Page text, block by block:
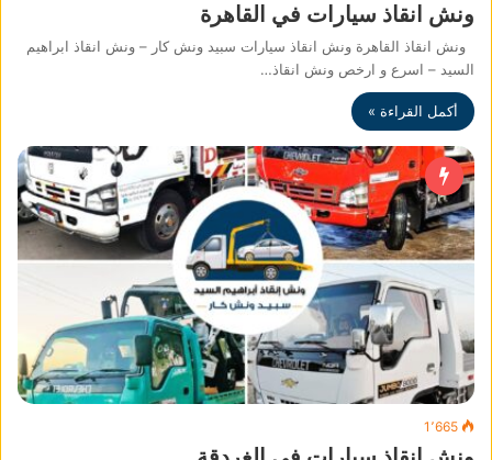
ونش انقاذ سيارات في القاهرة
ونش انقاذ القاهرة ونش انقاذ سيارات سبيد ونش كار – ونش انقاذ ابراهيم
السيد – اسرع و ارخص ونش انقاذ…
أكمل القراءة »
1٬665